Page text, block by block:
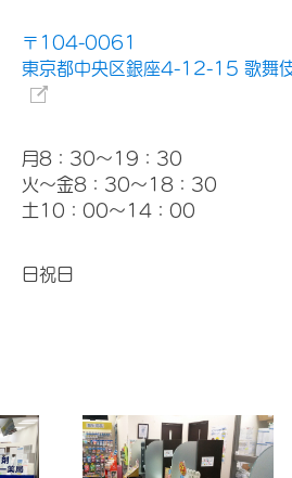
〒104-0061
東京都中央区銀座4-12-15 歌舞
月8：30～19：30
火～金8：30～18：30
土10：00～14：00
日祝日